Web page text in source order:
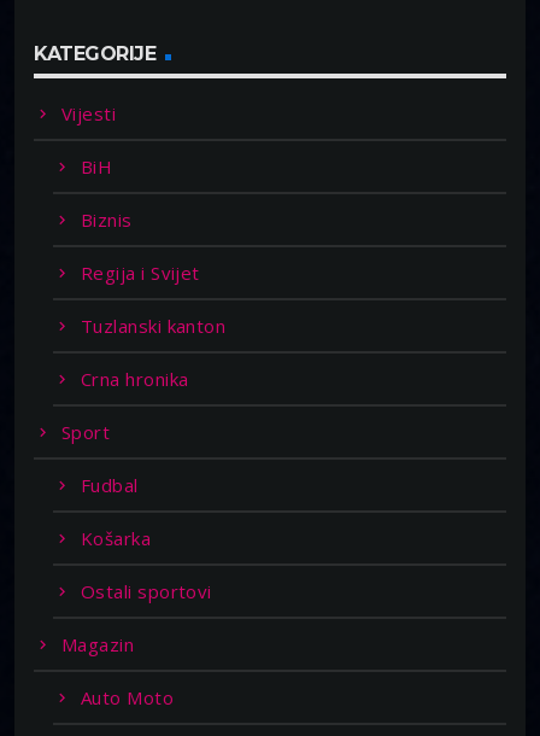
KATEGORIJE
Vijesti
BiH
Biznis
Regija i Svijet
Tuzlanski kanton
Crna hronika
Sport
Fudbal
Košarka
Ostali sportovi
Magazin
Auto Moto